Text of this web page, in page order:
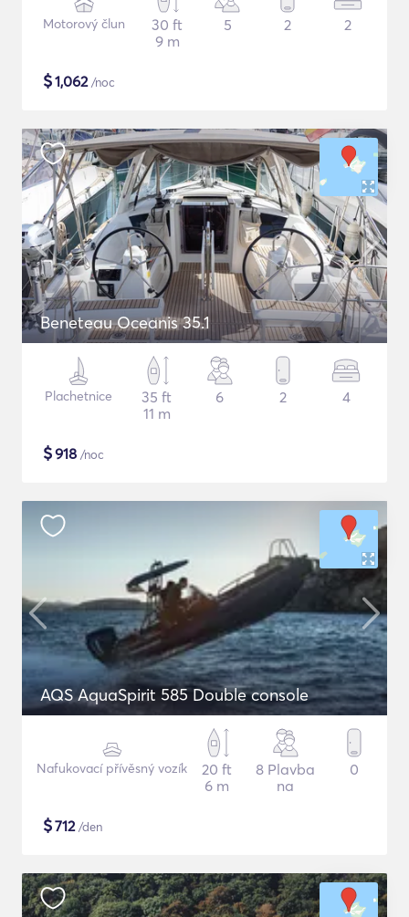
Motorový člun
30 ft
9 m
5 2 2
$1,062/noc
Beneteau Oceanis 35.1
Plachetnice
35 ft
11 m
6 2 4
$918 /noc
AQS AquaSpirit 585 Double console
Nafukovací přívěsný vozík
20 ft
6 m
8 Plavba
na
0
$712/den